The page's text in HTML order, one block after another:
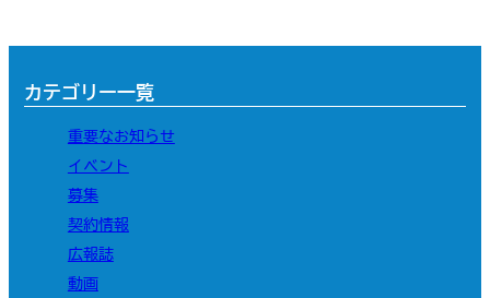
カテゴリー一覧
重要なお知らせ
イベント
募集
契約情報
広報誌
動画